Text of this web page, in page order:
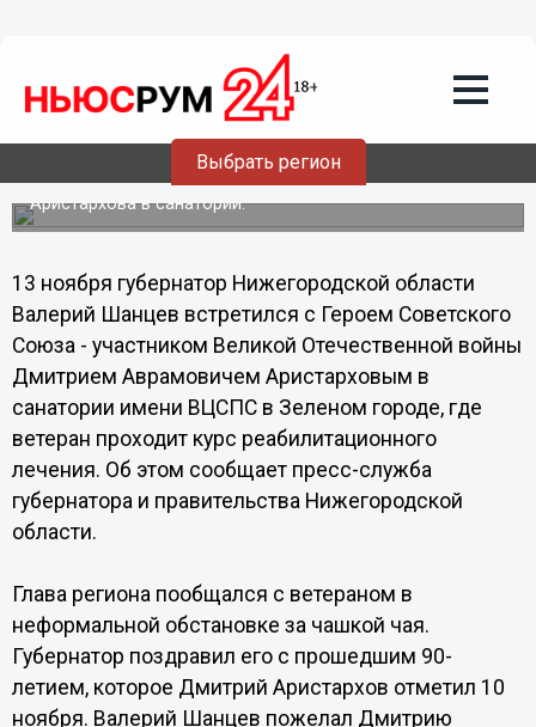
Выбрать регион
Важно помнить подвиги ветеранов не
только в памятные даты, но и каждый
день проявлять уважение к ним и
заботу, - Шанцев
Губернатор навестил Героя Советского Союза Дмитрия
Аристархова в санатории.
13 ноября губернатор Нижегородской области
Валерий Шанцев встретился с Героем Советского
Союза - участником Великой Отечественной войны
Дмитрием Аврамовичем Аристарховым в
санатории имени ВЦСПС в Зеленом городе, где
ветеран проходит курс реабилитационного
лечения. Об этом сообщает пресс-служба
губернатора и правительства Нижегородской
области.
Глава региона пообщался с ветераном в
неформальной обстановке за чашкой чая.
Губернатор поздравил его с прошедшим 90-
летием, которое Дмитрий Аристархов отметил 10
ноября. Валерий Шанцев пожелал Дмитрию